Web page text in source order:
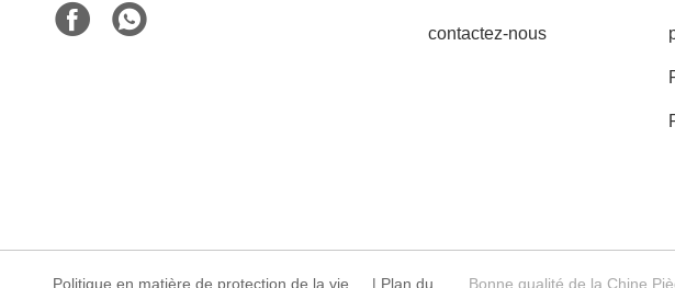
contactez-nous
Politique en matière de protection de la vie | Plan du Bonne qualité de la Chine